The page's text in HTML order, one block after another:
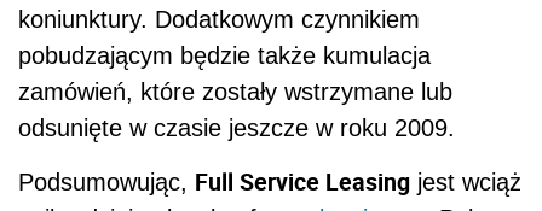
koniunktury. Dodatkowym czynnikiem
pobudzającym będzie także kumulacja
zamówień, które zostały wstrzymane lub
odsunięte w czasie jeszcze w roku 2009.
Podsumowując, Full Service Leasing jest wciąż